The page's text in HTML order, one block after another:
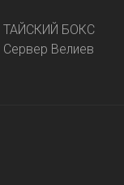
ТАЙСКИЙ БОКС
Сервер Велиев